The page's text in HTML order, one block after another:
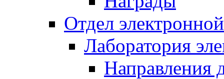
Отдел
Лаборатория
Направления